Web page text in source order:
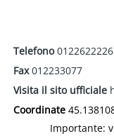
Telefono0122622226
Fax012233077
Visita il sito ufficiale
Coordinate
Importante: